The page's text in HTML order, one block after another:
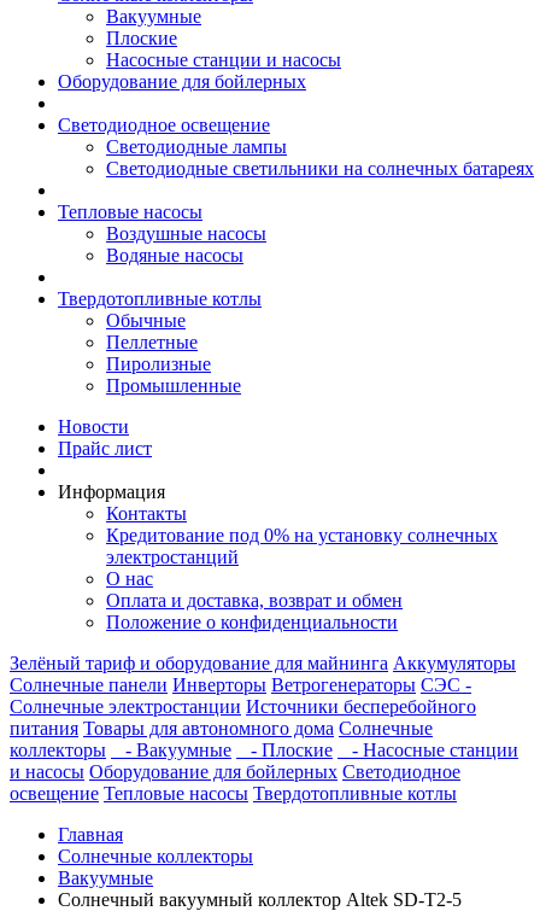
Вакуумные
Плоские
Насосные станции и насосы
Оборудование для бойлерных
Светодиодное освещение
Светодиодные лампы
Светодиодные светильники на солнечных батареях
Тепловые насосы
Воздушные насосы
Водяные насосы
Твердотопливные котлы
Обычные
Пеллетные
Пиролизные
Промышленные
Новости
Прайс лист
Информация
Контакты
Кредитование под 0% на установку солнечных
электростанций
О нас
Оплата и доставка, возврат и обмен
Положение о конфиденциальности
Зелёный тариф и оборудование для майнинга Аккумуляторы
Солнечные панели Инверторы Ветрогенераторы СЭС -
Солнечные электростанции Источники бесперебойного
питания Товары для автономного дома Солнечные
коллекторы
- Вакуумные - Плоские
- Насосные станции
и насосы Оборудование для бойлерных Светодиодное
освещение Тепловые насосы Твердотопливные котлы
Главная
Солнечные коллекторы
Вакуумные
Солнечный вакуумный коллектор Altek SD-T2-5